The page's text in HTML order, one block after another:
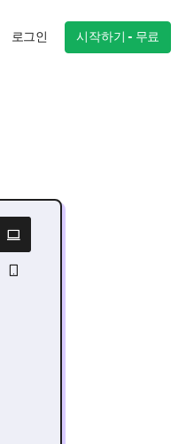
로그인 시작하기 - 무료